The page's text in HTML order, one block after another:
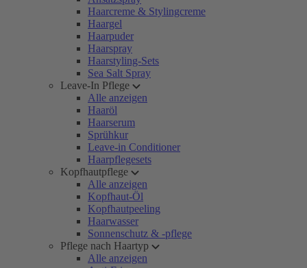
Haarcreme & Stylingcreme
Haargel
Haarpuder
Haarspray
Haarstyling-Sets
Sea Salt Spray
Leave-In Pflege
Alle anzeigen
Haaröl
Haarserum
Sprühkur
Leave-in Conditioner
Haarpflegesets
Kopfhautpflege
Alle anzeigen
Kopfhaut-Öl
Kopfhautpeeling
Haarwasser
Sonnenschutz & -pflege
Pflege nach Haartyp
Alle anzeigen